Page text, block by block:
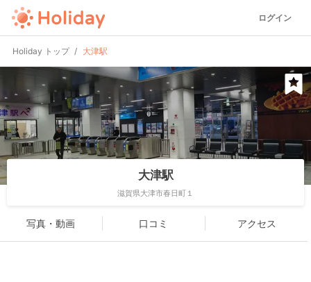
ログイン
Holiday トップ 大津駅
大津駅
滋賀県大津市春日町１
写真・動画 口コミ アクセス